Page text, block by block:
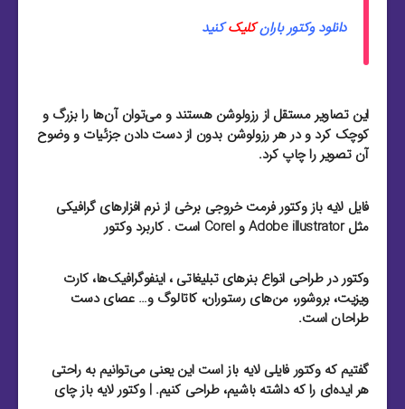
دانلود وکتور بارانکلیککنید
این تصاویر مستقل از رزولوشن هستند و می‌توان آن‌ها را بزرگ و
کوچک کرد و در هر رزولوشن بدون از دست دادن جزئیات و وضوح
آن تصویر را چاپ کرد.
فایل لایه باز وکتور فرمت خروجی برخی از نرم افزار‌های گرافیکی
مثل Adobe illustrator و Corel است . کاربرد وکتور
وکتور در طراحی انواع بنرهای تبلیغاتی ، اینفوگرافیک‌ها، کارت
ویزیت‌، بروشور‌، من‌های رستوران‌، کاتالوگ و… عصای دست
طراحان است.
گفتیم که وکتور فایلی لایه باز است این یعنی می‌توانیم به راحتی
هر ایده‌ای را که داشته باشیم، طراحی کنیم. | وکتور لایه باز چای